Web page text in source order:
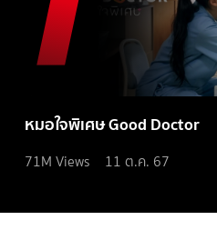
หมอใจพิเศษ Good Doctor
71M Views 11 ต.ค. 67